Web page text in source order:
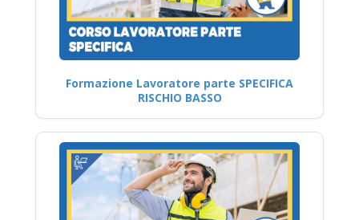
Formazione Lavoratore parte SPECIFICA
RISCHIO BASSO